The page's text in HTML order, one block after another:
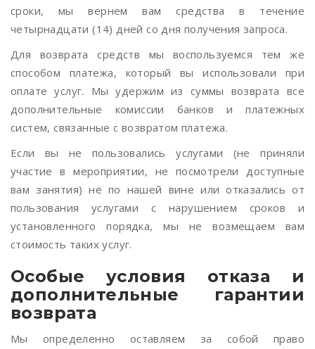
сроки, мы вернем вам средства в течение
четырнадцати (14) дней со дня получения запроса.
Для возврата средств мы воспользуемся тем же
способом платежа, который вы использовали при
оплате услуг. Мы удержим из суммы возврата все
дополнительные комиссии банков и платежных
систем, связанные с возвратом платежа.
Если вы не пользовались услугами (не приняли
участие в мероприятии, не посмотрели доступные
вам занятия) не по нашей вине или отказались от
пользования услугами с нарушением сроков и
установленного порядка, мы не возмещаем вам
стоимость таких услуг.
Особые условия отказа и
дополнительные гарантии
возврата
Мы определенно оставляем за собой право